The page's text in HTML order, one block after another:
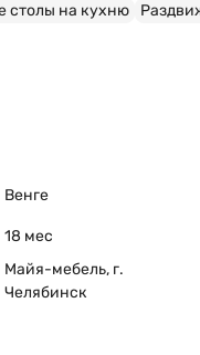
столы на кухню
Венге
18 мес
Майя-мебель, г.
Челябинск